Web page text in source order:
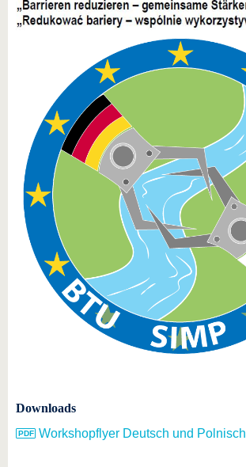
Downloads
Workshopflyer Deutsch und Polnisch